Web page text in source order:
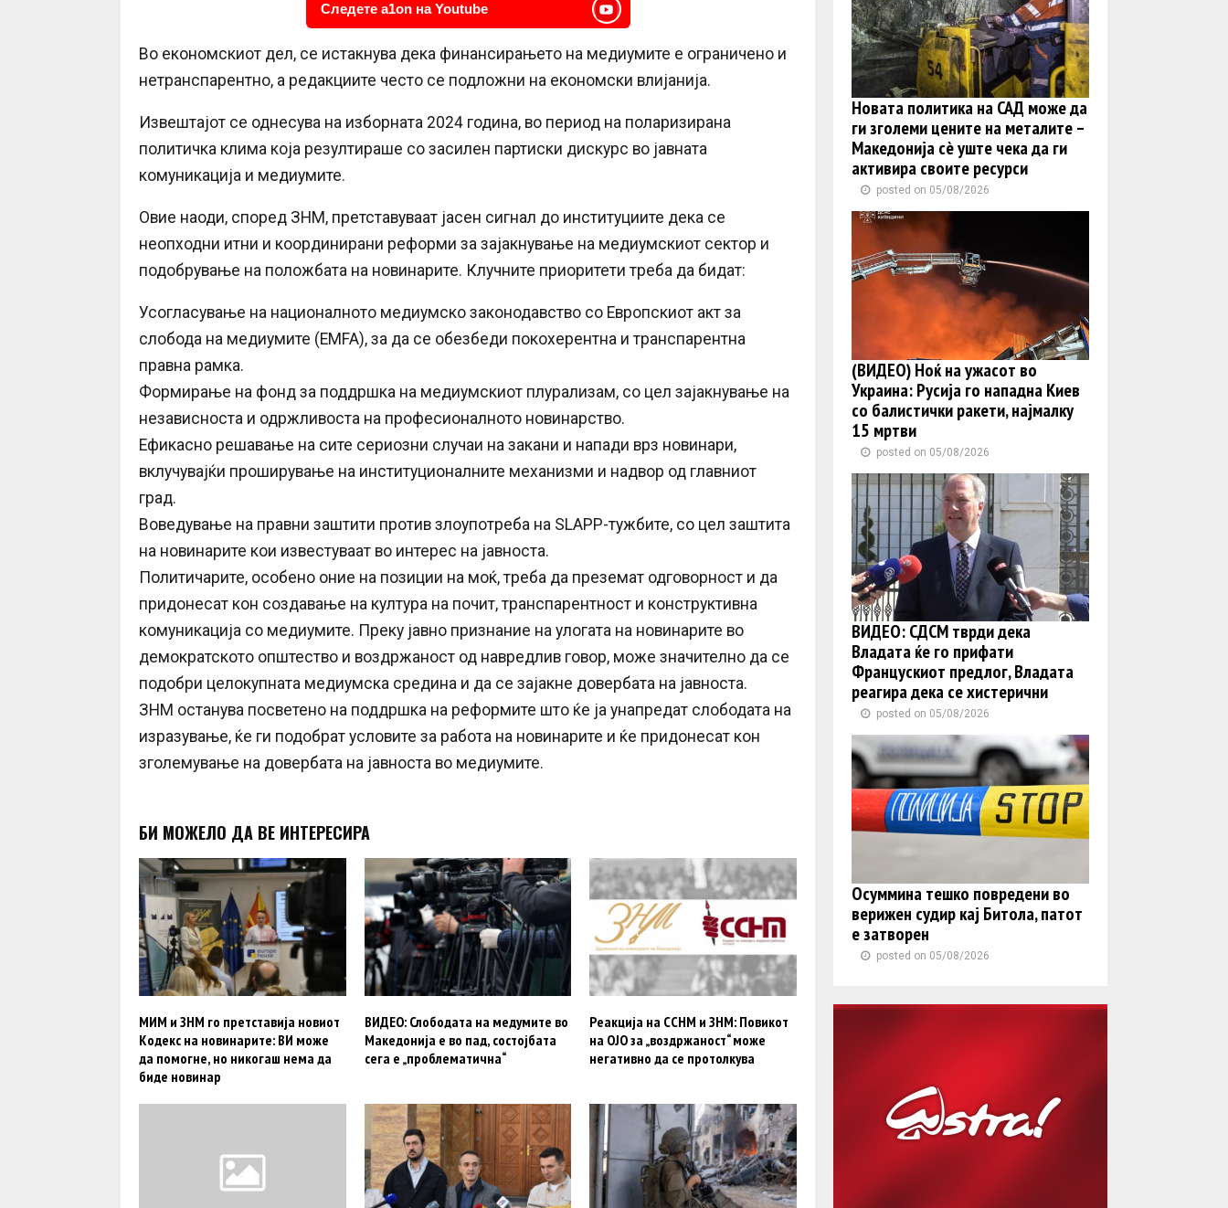
Следете a1on на Youtube
Во економскиот дел, се истакнува дека финансирањето на медиумите е ограничено и
нетранспарентно, а редакциите често се подложни на економски влијанија.
Извештајот се однесува на изборната 2024 година, во период на поларизирана
политичка клима која резултираше со засилен партиски дискурс во јавната
комуникација и медиумите.
Овие наоди, според ЗНМ, претставуваат јасен сигнал до институциите дека се
неопходни итни и координирани реформи за зајакнување на медиумскиот сектор и
подобрување на положбата на новинарите. Клучните приоритети треба да бидат:
Усогласување на националното медиумско законодавство со Европскиот акт за
слобода на медиумите (EMFA), за да се обезбеди покохерентна и транспарентна
правна рамка.
Формирање на фонд за поддршка на медиумскиот плурализам, со цел зајакнување на
независноста и одржливоста на професионалното новинарство.
Ефикасно решавање на сите сериозни случаи на закани и напади врз новинари,
вклучувајќи проширување на институционалните механизми и надвор од главниот
град.
Воведување на правни заштити против злоупотреба на SLAPP-тужбите, со цел заштита
на новинарите кои известуваат во интерес на јавноста.
Политичарите, особено оние на позиции на моќ, треба да преземат одговорност и да
придонесат кон создавање на култура на почит, транспарентност и конструктивна
комуникација со медиумите. Преку јавно признание на улогата на новинарите во
демократското општество и воздржаност од навредлив говор, може значително да се
подобри целокупната медиумска средина и да се зајакне довербата на јавноста.
ЗНМ останува посветено на поддршка на реформите што ќе ја унапредат слободата на
изразување, ќе ги подобрат условите за работа на новинарите и ќе придонесат кон
зголемување на довербата на јавноста во медиумите.
БИ МОЖЕЛО ДА ВЕ ИНТЕРЕСИРА
МИМ и ЗНМ го претставија новиот
Кодекс на новинарите: ВИ може
да помогне, но никогаш нема да
биде новинар
ВИДЕО: Слободата на медумите во
Македонија е во пад, состојбата
сега е „проблематична“
Реакција на ССНМ и ЗНМ: Повикот
на ОЈО за „воздржаност“ може
негативно да се протолкува
Новата политика на САД може да
ги зголеми цените на металите –
Македонија сè уште чека да ги
активира своите ресурси
posted on 05/08/2026
(ВИДЕО) Ноќ на ужасот во
Украина: Русија го нападна Киев
со балистички ракети, најмалку
15 мртви
posted on 05/08/2026
ВИДЕО: СДСМ тврди дека
Владата ќе го прифати
Францускиот предлог, Владата
реагира дека се хистерични
posted on 05/08/2026
Осуммина тешко повредени во
верижен судир кај Битола, патот
е затворен
posted on 05/08/2026